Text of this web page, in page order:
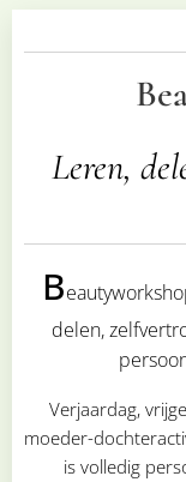
Leren,
B
delen,
Verjaardag,
moeder-
is volledig